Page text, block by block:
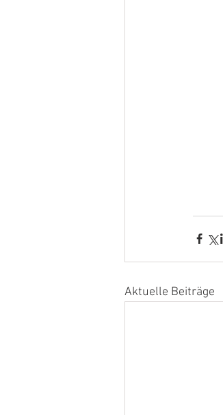
Aktuelle Beiträge